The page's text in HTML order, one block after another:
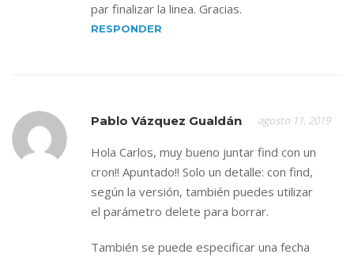
par finalizar la linea. Gracias.
RESPONDER
Pablo Vázquez Gualdán agosto 11, 2019
Hola Carlos, muy bueno juntar find con un
cron!! Apuntado!! Solo un detalle: con find,
según la versión, también puedes utilizar
el parámetro delete para borrar.
También se puede especificar una fecha